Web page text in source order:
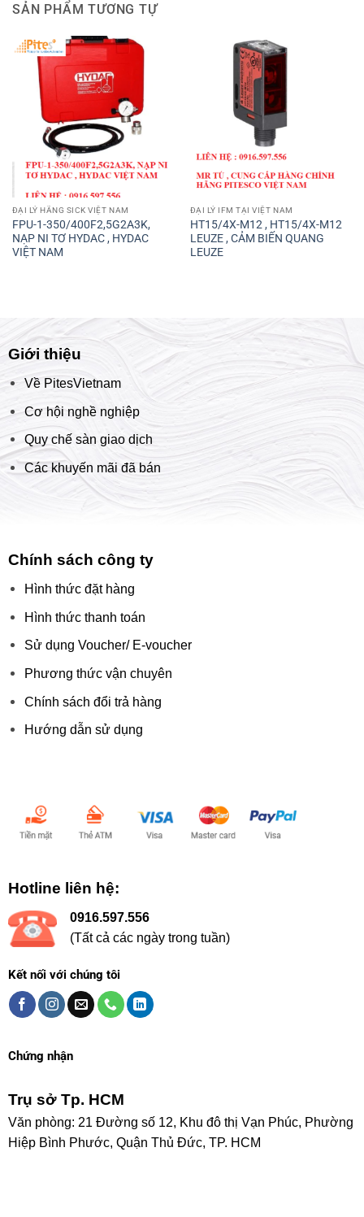
SẢN PHẨM TƯƠNG TỰ
ĐẠI LÝ HÃNG SICK VIỆT NAM
FPU-1-350/400F2,5G2A3K,
NẠP NI TƠ HYDAC , HYDAC
VIỆT NAM
ĐẠI LÝ IFM TẠI VIỆT NAM
HT15/4X-M12 , HT15/4X-M12
LEUZE , CẢM BIẾN QUANG
LEUZE
Giới thiệu
Về PitesVietnam
Cơ hội nghề nghiệp
Quy chế sàn giao dịch
Các khuyến mãi đã bán
Chính sách công ty
Hình thức đặt hàng
Hình thức thanh toán
Sử dụng Voucher/ E-voucher
Phương thức vận chuyên
Chính sách đổi trả hàng
Hướng dẫn sử dụng
Hotline liên hệ:
0916.597.556
(Tất cả các ngày trong tuần)
Kết nối với chúng tôi
Chứng nhận
Trụ sở Tp. HCM
Văn phòng: 21 Đường số 12, Khu đô thị Vạn Phúc, Phường
Hiệp Bình Phước, Quận Thủ Đức, TP. HCM